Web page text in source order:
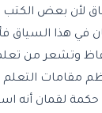
لأن بعض
في هذا السياق
وتشعر من
مقامات
لقمان أنه